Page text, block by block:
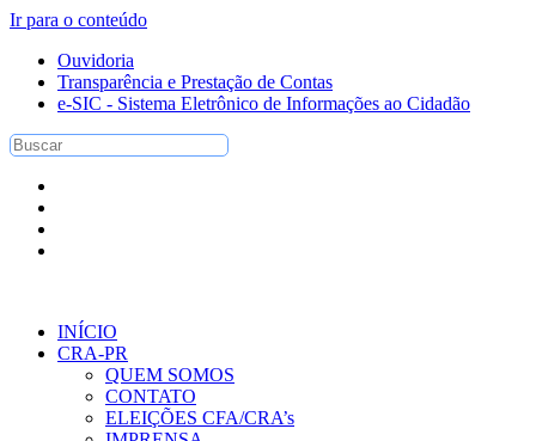
Ir para o conteúdo
Ouvidoria
Transparência e Prestação de Contas
e-SIC - Sistema Eletrônico de Informações ao Cidadão
INÍCIO
CRA-PR
QUEM SOMOS
CONTATO
ELEIÇÕES CFA/CRA’s